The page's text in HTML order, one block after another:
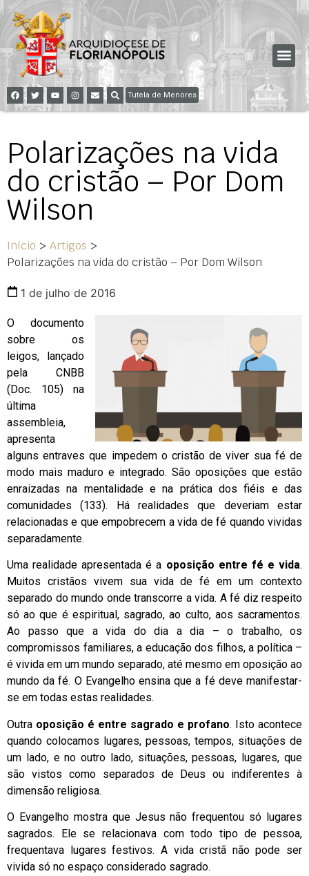
Tutela de Menores
Polarizações na vida
do cristão – Por Dom
Wilson
Início > Artigos >
Polarizações na vida do cristão – Por Dom Wilson
1 de julho de 2016
O documento
sobre os
leigos, lançado
pela CNBB
(Doc. 105) na
última
assembleia,
apresenta
alguns entraves que impedem o cristão de viver sua fé de
modo mais maduro e integrado. São oposições que estão
enraizadas na mentalidade e na prática dos fiéis e das
comunidades (133). Há realidades que deveriam estar
relacionadas e que empobrecem a vida de fé quando vividas
separadamente.
Uma realidade apresentada é a oposição entre fé e vida.
Muitos cristãos vivem sua vida de fé em um contexto
separado do mundo onde transcorre a vida. A fé diz respeito
só ao que é espiritual, sagrado, ao culto, aos sacramentos.
Ao passo que a vida do dia a dia – o trabalho, os
compromissos familiares, a educação dos filhos, a política –
é vivida em um mundo separado, até mesmo em oposição ao
mundo da fé. O Evangelho ensina que a fé deve manifestar-
se em todas estas realidades.
Outra oposição é entre sagrado e profano. Isto acontece
quando colocamos lugares, pessoas, tempos, situações de
um lado, e no outro lado, situações, pessoas, lugares, que
são vistos como separados de Deus ou indiferentes à
dimensão religiosa.
O Evangelho mostra que Jesus não frequentou só lugares
sagrados. Ele se relacionava com todo tipo de pessoa,
frequentava lugares festivos. A vida cristã não pode ser
vivida só no espaço considerado sagrado.